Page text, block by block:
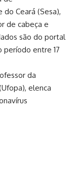
Ceará (Sesa),
de cabeça e
são do portal
período entre 17
da
elenca